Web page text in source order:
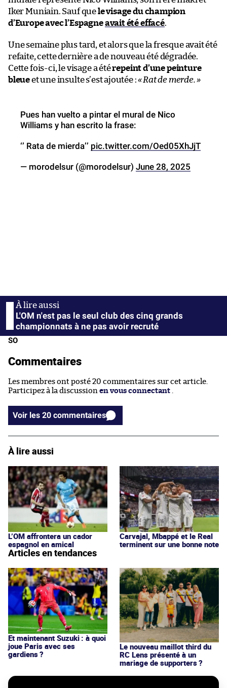
Iker Muniain. Sauf quele visage du champion
d’Europe avec l’Espagneavait été effacé.
Une semaine plus tard, et alors que la fresque avait été
refaite, cette dernière a de nouveau été dégradée.
Cette fois-ci, le visage a étérepeint d’une peinture
bleueet une insulte s’est ajoutée :«Rat de merde.»
Pues han vuelto a pintar el mural de Nico
Williams y han escrito la frase:
‘’ Rata de mierda’’ pic.twitter.com/Oed05XhJjT
— morodelsur (@morodelsur) June 28, 2025
L'OM n'est pas le seul club des cinq grands
championnats à ne pas avoir recruté
SO
Commentaires
Les membres ont posté 20 commentaires sur cet article.
Participez à la discussion en vous connectant
Voir les 20 commentaires
À lire aussi
L’OM affrontera un cador
espagnol en amical
Carvajal, Mbappé et le Real
terminent sur une bonne note
Articles en tendances
Et maintenant Suzuki : à quoi
joue Paris avec ses
gardiens ?
Le nouveau maillot third du
RC Lens présenté à un
mariage de supporters ?